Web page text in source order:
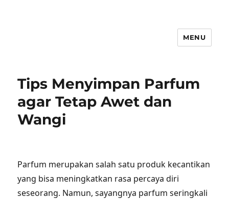
MENU
Tips Menyimpan Parfum
agar Tetap Awet dan
Wangi
Parfum merupakan salah satu produk kecantikan
yang bisa meningkatkan rasa percaya diri
seseorang. Namun, sayangnya parfum seringkali